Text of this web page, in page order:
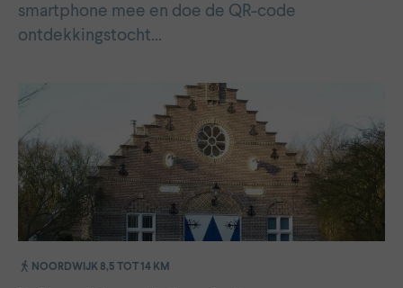
smartphone mee en doe de QR-code
ontdekkingstocht…
NOORDWIJK 8,5 TOT 14 KM